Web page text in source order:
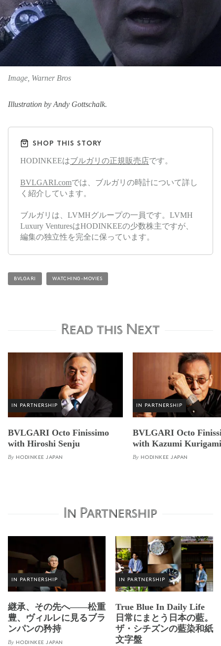
Image, Warner Bros
Illustration by Andy Gottschalk.
SHOP THIS STORY
HODINKEEはブルガリの正規販売店です。
BVLGARI.comでは、ブルガリの時計について詳し
く紹介しています。
ブルガリは、LVMHグループの一員です。LVMH
Luxury VenturesはHODINKEEの少数株主ですが、
編集の独立性を完全に保っています。
BVLGARI WATCHING-MOVIES
Read this Next
IN PARTNERSHIP
BVLGARI Octo Finissimo
with Hiroshi Senju
By HODINKEE JAPAN
IN PARTNERSHIP
BVLGARI Octo
with Kazumi Kurigami
By HODINKEE JAPAN
In Partnership
IN PARTNERSHIP
継承、その先へ——松重
豊、ヴィルレに見るブラ
ンパンの矜持
By HODINKEE JAPAN
IN PARTNERSHIP
True Blue In Daily Life
日常にまとう日本の藍。
ザ・シチズンの藍染和紙
文字盤